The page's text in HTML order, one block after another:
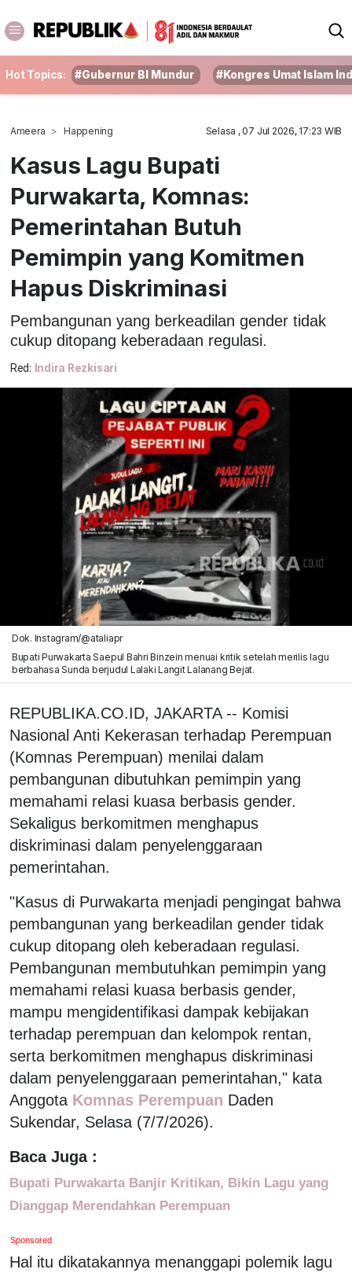
Hot Topics: #Gubernur BI Mundur #Kongres Umat Islam
Ameera Happening Selasa , 07 Jul 2026, 17:23 WIB
Kasus Lagu Bupati
Purwakarta, Komnas:
Pemerintahan Butuh
Pemimpin yang Komitmen
Hapus Diskriminasi
Pembangunan yang berkeadilan gender tidak
cukup ditopang keberadaan regulasi.
Red: Indira Rezkisari
Dok. Instagram/@ataliapr
Bupati Purwakarta Saepul Bahri Binzein menuai kritik setelah merilis lagu
berbahasa Sunda berjudul Lalaki Langit Lalanang Bejat.
REPUBLIKA.CO.ID, JAKARTA -- Komisi
Nasional Anti Kekerasan terhadap Perempuan
(Komnas Perempuan) menilai dalam
pembangunan dibutuhkan pemimpin yang
memahami relasi kuasa berbasis gender.
Sekaligus berkomitmen menghapus
diskriminasi dalam penyelenggaraan
pemerintahan.
"Kasus di Purwakarta menjadi pengingat bahwa
pembangunan yang berkeadilan gender tidak
cukup ditopang oleh keberadaan regulasi.
Pembangunan membutuhkan pemimpin yang
memahami relasi kuasa berbasis gender,
mampu mengidentifikasi dampak kebijakan
terhadap perempuan dan kelompok rentan,
serta berkomitmen menghapus diskriminasi
dalam penyelenggaraan pemerintahan," kata
Anggota Komnas Perempuan Daden
Sukendar, Selasa (7/7/2026).
Baca Juga :
Bupati Purwakarta Banjir Kritikan, Bikin Lagu yang
Dianggap Merendahkan Perempuan
Sponsored
Hal itu dikatakannya menanggapi polemik lagu